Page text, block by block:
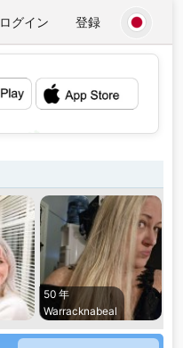
ログイン 登録
50 年
Warracknabeal